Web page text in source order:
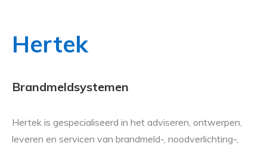
Hertek
Brandmeldsystemen
Hertek is gespecialiseerd in het adviseren, ontwerpen,
leveren en servicen van brandmeld-, noodverlichting-,